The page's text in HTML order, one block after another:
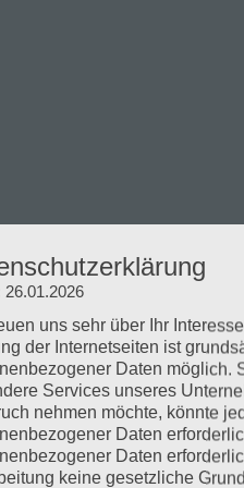
und
26.01.2026
uns sehr über Ihr
der Internetseiten ist
Daten möglich.
Services unseres
nehmen möchte, könnte
Daten
Daten
keine gesetzliche